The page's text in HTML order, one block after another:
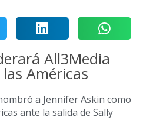
All3Media
Américas
a Jennifer Askin como
ante la salida de Sally